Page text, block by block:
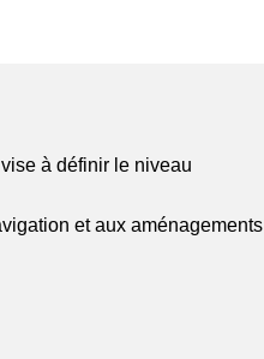
à définir le niveau
et aux aménagements